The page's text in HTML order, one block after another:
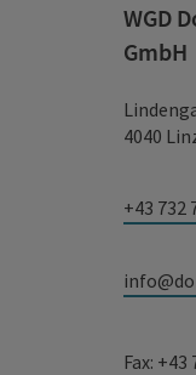
WGD
GmbH
4040
+43 732
Fax: +43